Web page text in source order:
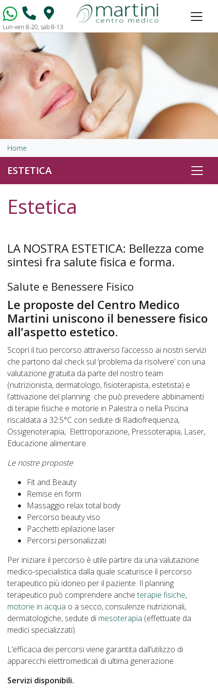
Vai al contenuto
Lun-ven 8-20, sab 8-13
Home
ESTETICA
Estetica
LA NOSTRA ESTETICA: Bellezza come
sintesi fra salute fisica e forma.
Salute e Benessere Fisico
Le proposte del Centro Medico
Martini uniscono il benessere fisico
all’aspetto estetico.
Scopri il tuo percorso attraverso l’accesso ai nostri servizi
che partono dal check sul ‘problema da risolvere’ con una
valutazione gratuita da parte del nostro team
(nutrizionista, dermatologo, fisioterapista, estetista) e
l’attivazione del planning che può prevedere abbinamenti
di terapie fisiche e motorie in Palestra o nella Piscina
riscaldata a 32.5°C con sedute di Radiofrequenza,
Ossigenoterapia, Elettroporazione, Pressoterapia, Laser,
Educazione alimentare.
Le nostre proposte
Fit and Beauty
Remise en form
Massaggio relax total body
Percorso beauty viso
Pacchetti epilazione laser
Percorsi personalizzati
Per iniziare il percorso è utile partire da una valutazione
medico-specialistica dalla quale scaturisce il percorso
terapeutico più idoneo per il paziente. Il planning
terapeutico può comprendere ancheterapie fisiche,
motorie in acqua o a secco, consulenze nutrizionali,
dermatologiche, sedute di mesoterapia (effettuate da
medici specializzati).
L’efficacia dei percorsi viene garantita dall’utilizzo di
apparecchi elettromedicali di ultima generazione.
Servizi disponibili.